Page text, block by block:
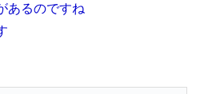
あるのですね